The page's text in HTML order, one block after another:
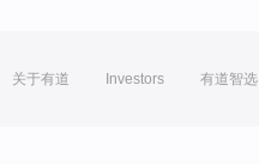
关于有道 Investors 有道智选